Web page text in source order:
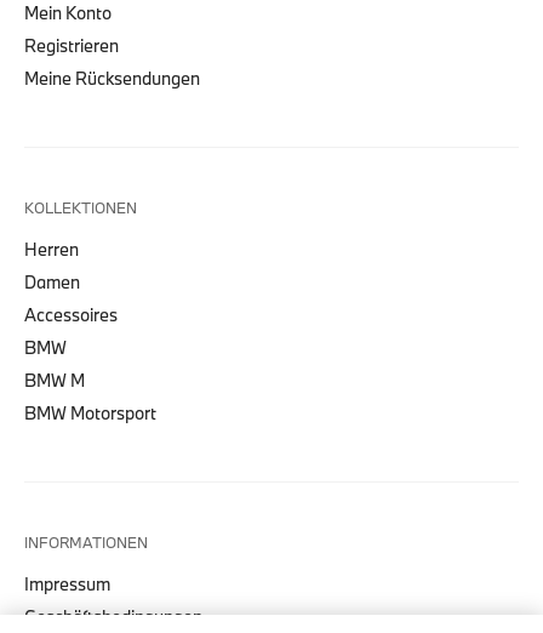
Mein Konto
Registrieren
Meine Rücksendungen
KOLLEKTIONEN
Herren
Damen
Accessoires
BMW
BMW M
BMW Motorsport
INFORMATIONEN
Impressum
Geschäftsbedingungen